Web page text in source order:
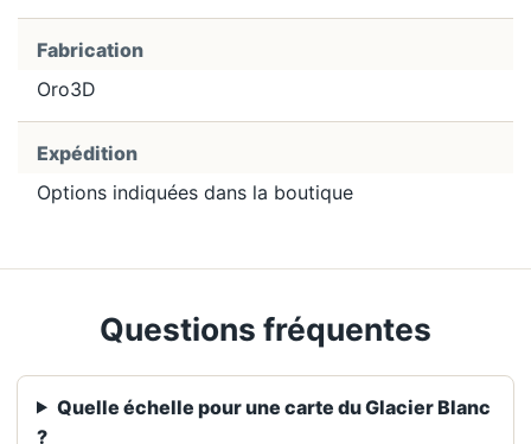
Fabrication
Oro3D
Expédition
Options indiquées dans la boutique
Questions fréquentes
Quelle échelle pour une carte du Glacier Blanc
?